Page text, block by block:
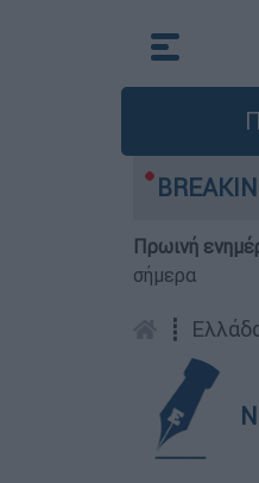
«Η
Πρωινή
σήμερα
┋